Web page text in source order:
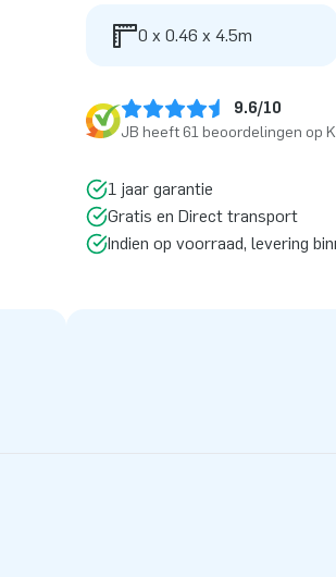
0 x 0.46 x 4.5m
9.6/10
JB heeft 61 beoordelingen op
1 jaar garantie
Gratis en Direct transport
Indien op voorraad, levering